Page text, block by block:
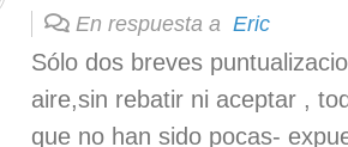
En respuesta a Eric
Sólo dos breves
aire,sin rebatir ni aceptar ,
que no han sido pocas-